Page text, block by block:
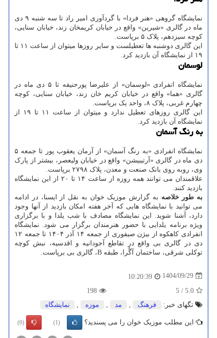
نمایشگاه گروهی «هنر فردا» با گردآوری امیر راد تا سه شنبه ۹ دی
ماه در گالری «شیرین» واقع در خیابان کریمخان زند، خیابان سنایی،
کوچه سیزدهم، پلاک ۵ برپاست.
این گالری دوشنبه ها تعطیلست و سایر روزها میتوان از ساعت ۱۱ تا
۱۹ از نمایشگاه آن بازدید کرد.
لوسمان
نمایشگاه انفرادی «لوسمان» از علیرضا پورحنیفه تا ۵ دی ماه در
گالری «هما» واقع در خیابان کریم خان زند، خیابان سنایی، کوچه
چهارم غربی، پلاک ۸، واحد یک برپاست.
این گالری روزهای تعطیل ندارد و میتوان از ساعت ۱۱ تا ۱۹ از
نمایشگاه آن بازدید کرد.
به رنگ آسمان
نمایشگاه انفرادی «به رنگ آسمان» از آرمان یعقوب پور تا جمعه ۵
دی ماه در گالری «آرتیبیشن» واقع در خیابان ولیعصر، بیشتر از پارک
وی، روبه روی بانک صنعت و معدن، پلاک ۲۷۹۸ برپاست.
علاقمندان می توانند همه روزه از ساعت ۱۴ تا ۲۰ از این نمایشگاه
بازدید کنند.
به طور خلاصه به گزارش موزیک خوان به نقل از ایسنا، در ادامه
می توانید با نمایشگاه هایی که آخر هفته امکان بازدید از آنها وجود
دارد، آشنا شوید. این نمایشگاه مصادف با شب یلدا و با برگزاری
ویژه برنامه یلدایی با حضور هنرمندان برگزار می شود. نمایشگاه
انفرادی کاهکوه از بیژن صیفوری از جمعه ۱۴ آذر ۱۴۰۴ تا جمعه ۱۲
دی در گالری بی واقع در تقاطع آجودانیه و اقدسیه، نبش کوچه
توکلی شرقی، ساختمان آگُرا، طبقه B، گالری بی برپاست.
1404/09/29
10:20:39
5.0
/
5
198
تگهای خبر:
فرهنگ مد موزه نمایشگاه
این مطلب موزیک خوان را می پسندید؟ (1)
(0)